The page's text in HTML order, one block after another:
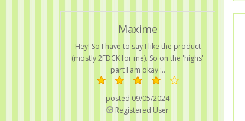
Maxime
Hey! So I have to say I like the product
(mostly 2FDCK for me). So on the 'highs'
part I am okay :..
posted 09/05/2024
Registered User